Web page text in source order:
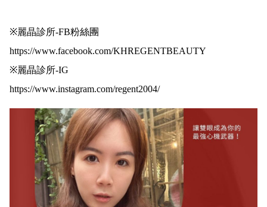
※麗晶診所-FB粉絲團
https://www.facebook.com/KHREGENTBEAUTY
※麗晶診所-IG
https://www.instagram.com/regent2004/